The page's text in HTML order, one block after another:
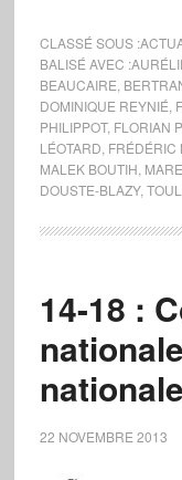
CLASSÉ SOUS :
BALISÉ AVEC :
BEAUCAIRE
DOMINIQUE REYNIÉ
PHILIPPOT, FLORIAN
LÉOTARD FRÉDÉRIC
MALEK BOUTIH
DOUSTE-BLAZY,
14-18 :
22 NOVEMBRE 2013